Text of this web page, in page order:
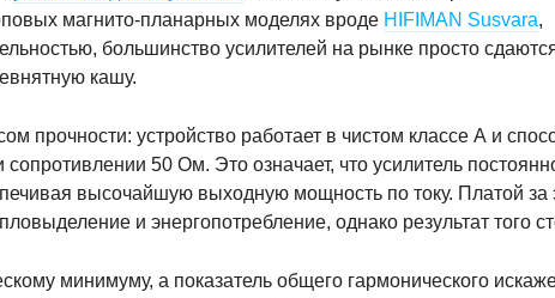
магнито-планарных моделях вроде HIFIMAN Susvara,
большинство усилителей на рынке просто
кашу.
прочности: устройство работает в чистом классе А и
50 Ом. Это означает, что усилитель
высочайшую выходную мощность по току. Платой за
и энергопотребление, однако результат того
минимуму, а показатель общего гармонического